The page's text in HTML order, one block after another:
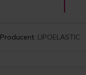
Producent: LIPOELASTIC